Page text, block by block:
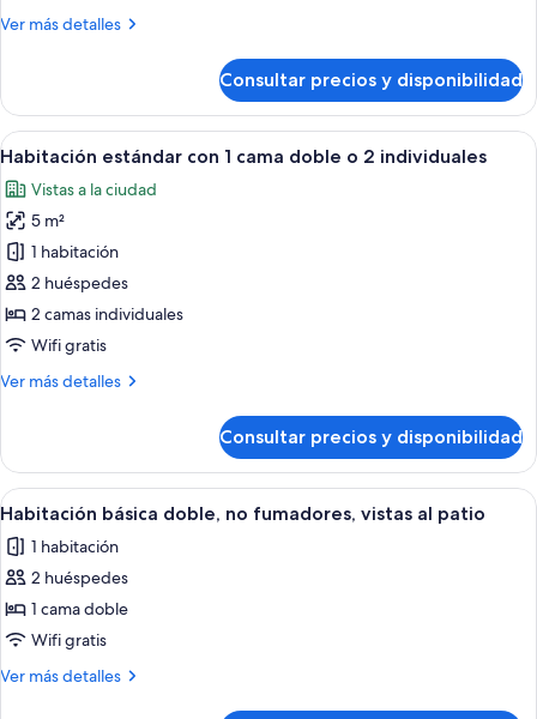
Ver más detalles
Más
Confort
doble
Consultar precios y disponibilidad
Abrir
todas
las
fotos
de
Habitación
estándar
con
cama
2
individuales
Habitación de hotel con dos camas,
6
Habitación estándar con 1 cama doble o 2 individuales
Vistas a la ciudad
5 m²
1 habitación
2 huéspedes
2 camas individuales
Wifi gratis
Ver más detalles
Más
estándar
con
1
doble
o
individuales
Consultar precios y disponibilidad
Abrir
todas
las
fotos
de
Habitación
básica
Una cama con cabecera negra,
2
Habitación básica doble, no fumadores, vistas al patio
1 habitación
2 huéspedes
1 cama doble
Wifi gratis
Ver más detalles
Más